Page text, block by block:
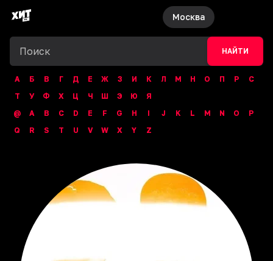
Москва
НАЙТИ
А Б В Г Д Е Ж З И К Л М Н О П Р
С
Т
У Ф Х Ц Ч Ш Э Ю
Я
@
A B C D E F G H I J K L M N O
P
Q
R S T U V W X Y Z